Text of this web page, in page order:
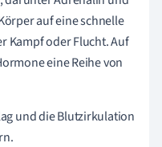
auf eine schnelle
Kampf oder Flucht. Auf
eine Reihe von
und die Blutzirkulation